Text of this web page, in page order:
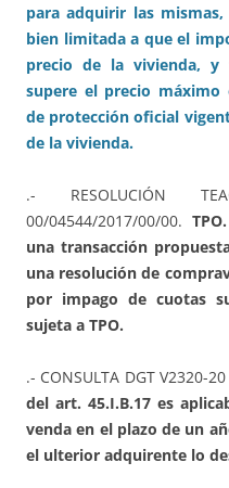
para adquirir las
bien limitada a que el
precio de la vivienda,
supere el precio máximo
de protección oficial
de la vivienda.
.- RESOLUCIÓN
00/04544/2017/00/00.
una transacción
una resolución de
por impago de cuotas
sujeta a TPO.
.- CONSULTA DGT V2320-
del art. 45.I.B.17 es
venda en el plazo de un
el ulterior adquirente lo